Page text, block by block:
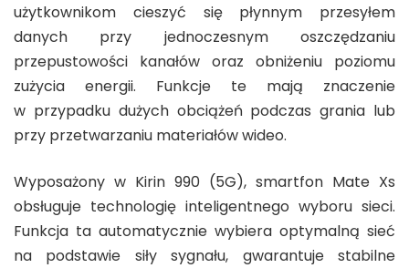
użytkownikom cieszyć się płynnym przesyłem
danych przy jednoczesnym oszczędzaniu
przepustowości kanałów oraz obniżeniu poziomu
zużycia energii. Funkcje te mają znaczenie
w przypadku dużych obciążeń podczas grania lub
przy przetwarzaniu materiałów wideo.
Wyposażony w Kirin 990 (5G), smartfon Mate Xs
obsługuje technologię inteligentnego wyboru sieci.
Funkcja ta automatycznie wybiera optymalną sieć
na podstawie siły sygnału, gwarantuje stabilne